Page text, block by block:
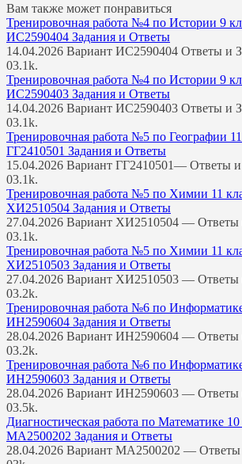
Вам также может понравиться
Тренировочная работа №4 по Истории 9
ИС2590404 Задания и Ответы
14.04.2026 Вариант ИС2590404 Ответы и
03.1k.
Тренировочная работа №4 по Истории 9
ИС2590403 Задания и Ответы
14.04.2026 Вариант ИС2590403 Ответы и
03.1k.
Тренировочная работа №5 по Географии
ГГ2410501 Задания и Ответы
15.04.2026 Вариант ГГ2410501— Ответы и
03.1k.
Тренировочная работа №5 по Химии 11
ХИ2510504 Задания и Ответы
27.04.2026 Вариант ХИ2510504 — Ответы
03.1k.
Тренировочная работа №5 по Химии 11
ХИ2510503 Задания и Ответы
27.04.2026 Вариант ХИ2510503 — Ответы
03.2k.
Тренировочная работа №6 по
ИН2590604 Задания и Ответы
28.04.2026 Вариант ИН2590604 — Ответы
03.2k.
Тренировочная работа №6 по
ИН2590603 Задания и Ответы
28.04.2026 Вариант ИН2590603 — Ответы
03.5k.
Диагностическая работа по Математике
МА2500202 Задания и Ответы
28.04.2026 Вариант МА2500202 — Ответы